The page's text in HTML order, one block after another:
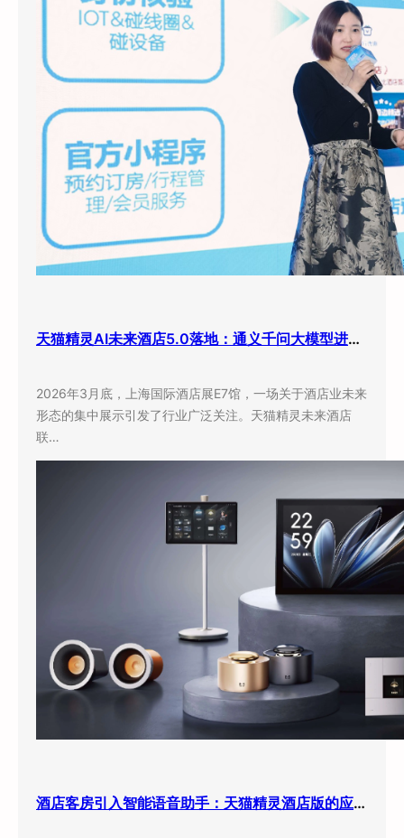
天猫精灵AI未来酒店5.0落地：通义千问大模型进驻客房，酒店业迎来”数字员工”时代
2026年3月底，上海国际酒店展E7馆，一场关于酒店业未来
形态的集中展示引发了行业广泛关注。天猫精灵未来酒店
联…
酒店客房引入智能语音助手：天猫精灵酒店版的应用现状与实际效果